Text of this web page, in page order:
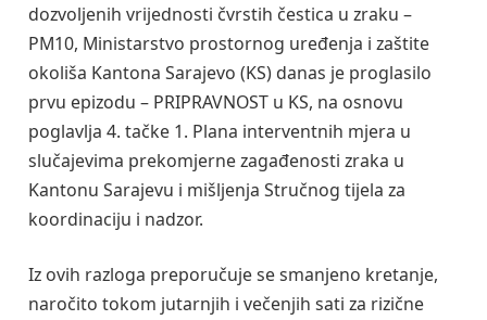
dozvoljenih vrijednosti čvrstih čestica u zraku –
PM10, Ministarstvo prostornog uređenja i zaštite
okoliša Kantona Sarajevo (KS) danas je proglasilo
prvu epizodu – PRIPRAVNOST u KS, na osnovu
poglavlja 4. tačke 1. Plana interventnih mjera u
slučajevima prekomjerne zagađenosti zraka u
Kantonu Sarajevu i mišljenja Stručnog tijela za
koordinaciju i nadzor.
Iz ovih razloga preporučuje se smanjeno kretanje,
naročito tokom jutarnjih i večenjih sati za rizične